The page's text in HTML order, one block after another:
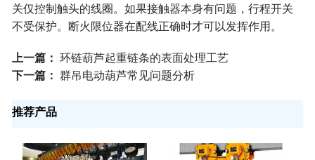
关仅控制触头的线圈。如果接触器本身有问题，行程开关
不受保护。断火限位器在配线正确时才可以发挥作用。
上一篇： 环链葫芦起重链条的表面处理工艺
下一篇： 群吊电动葫芦常见问题分析
推荐产品